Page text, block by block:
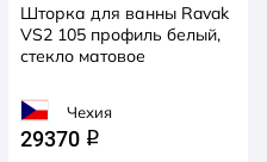
Шторка для ванны Ravak
VS2 105 профиль белый,
стекло матовое
Чехия
29370 q